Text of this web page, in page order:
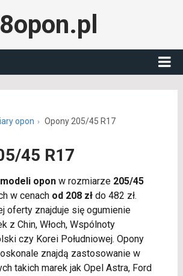
8opon.pl
opon Opony 205/45 R17
45 R17
oponw rozmiarze 205/45
w cenach od 208 złdo 482 zł.
oferty znajduje się ogumienie
z Chin, Włoch, Wspólnoty
czy Korei Południowej. Opony
znajdą zastosowanie w
takich marek jak Opel Astra, Ford